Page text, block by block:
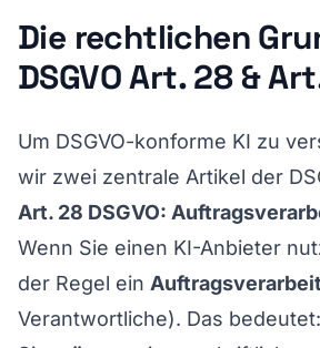
Die rechtlichen
DSGVO Art. 28 &
Um DSGVO-konforme KI zu
wir zwei zentrale Artikel der
Art. 28 DSGVO:
Wenn Sie einen KI-Anbieter
der Regel ein
Verantwortliche). Das bedeutet: